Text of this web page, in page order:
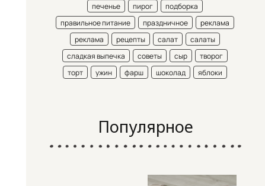
печенье
пирог
подборка
правильное питание
праздничное
реклама
реклама
рецепты салат
салаты
сладкая выпечка
советы сыр
творог
торт
ужин фарш шоколад яблоки
Популярное